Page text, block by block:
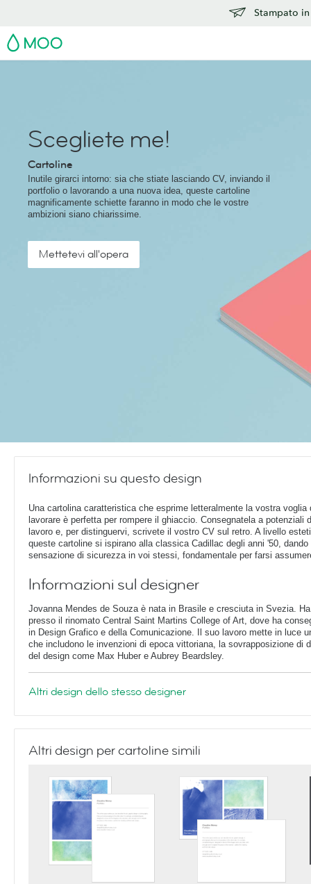
Stampato
MOO
Scegliete me!
Cartoline
Inutile girarci intorno: sia che stiate lasciando CV, inviando il
portfolio o lavorando a una nuova idea, queste cartoline
magnificamente schiette faranno in modo che le vostre
ambizioni siano chiarissime.
Mettetevi all'opera
Informazioni su questo design
Una cartolina caratteristica che esprime letteralmente la vostra voglia
lavorare è perfetta per rompere il ghiaccio. Consegnatela a potenziali
lavoro e, per distinguervi, scrivete il vostro CV sul retro. A livello
queste cartoline si ispirano alla classica Cadillac degli anni '50, dando
sensazione di sicurezza in voi stessi, fondamentale per farsi
Informazioni sul designer
Jovanna Mendes de Souza è nata in Brasile e cresciuta in Svezia.
presso il rinomato Central Saint Martins College of Art, dove ha
in Design Grafico e della Comunicazione. Il suo lavoro mette in luce
che includono le invenzioni di epoca vittoriana, la sovrapposizione di
del design come Max Huber e Aubrey Beardsley.
Altri design dello stesso designer
Altri design per cartoline simili